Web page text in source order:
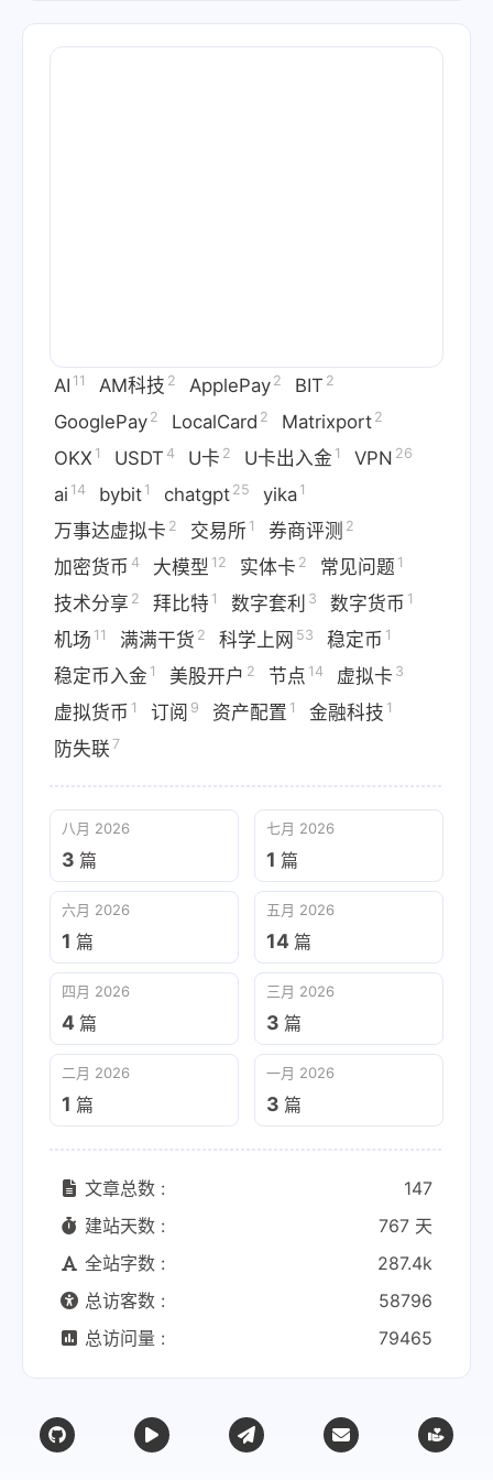
AI 11 AM科技 2 ApplePay 2 BIT 2
GooglePay 2 LocalCard 2 Matrixport 2
OKX 1 USDT 4 U卡 2 U卡出入金 1 VPN 26
ai 14 bybit 1 chatgpt 25 yika 1
万事达虚拟卡 2 交易所 1 券商评测 2
加密货币 4 大模型 12 实体卡 2 常见问题 1
技术分享 2 拜比特 1 数字套利 3 数字货币 1
机场 11 满满干货 2 科学上网 53 稳定币 1
稳定币入金 1 美股开户 2 节点 14 虚拟卡 3
虚拟货币 1 订阅 9 资产配置 1 金融科技 1
防失联 7
八月 2026
3 篇
七月 2026
1 篇
六月 2026
1 篇
五月 2026
14 篇
四月 2026
4 篇
三月 2026
3 篇
二月 2026
1 篇
一月 2026
3 篇
文章总数 :
147
建站天数 :
767 天
全站字数 :
287.4k
总访客数 :
58796
总访问量 :
79465